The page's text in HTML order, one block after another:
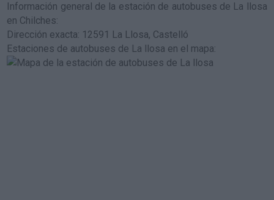
Información general de la estación de autobuses de La llosa
en Chilches:
Dirección exacta: 12591 La Llosa, Castelló
Estaciones de autobuses de La llosa en el mapa: